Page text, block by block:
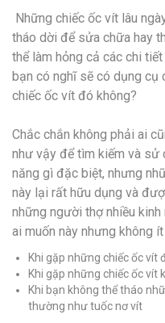
Những chiếc ốc vít lâu
tháo dời để sửa chữa hay
thể làm hỏng cả các chi
bạn có nghĩ sẽ có dụng cụ
chiếc ốc vít đó không?
Chắc chắn không phải ai
như vậy để tìm kiếm và sử
năng gì đặc biệt, nhưng
này lại rất hữu dụng và
những người thợ nhiều
ai muốn này nhưng không
Khi gặp những chiếc ốc vít
Khi gặp những chiếc ốc vít
Khi bạn không thể tháo
thường như tuốc nơ vít